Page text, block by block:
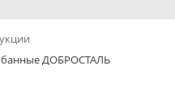
ДОБРОСТАЛЬ